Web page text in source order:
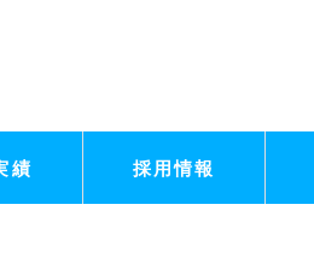
績 採用情報